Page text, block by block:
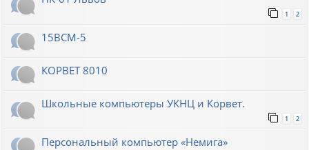
1 2
15ВСМ-5
КОРВЕТ 8010
Школьные компьютеры УКНЦ и Корвет.
1 2
Персональный компьютер «Немига»